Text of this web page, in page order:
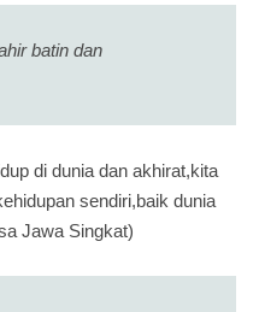
batin dan
di dunia dan akhirat,kita
sendiri,baik dunia
Jawa Singkat)